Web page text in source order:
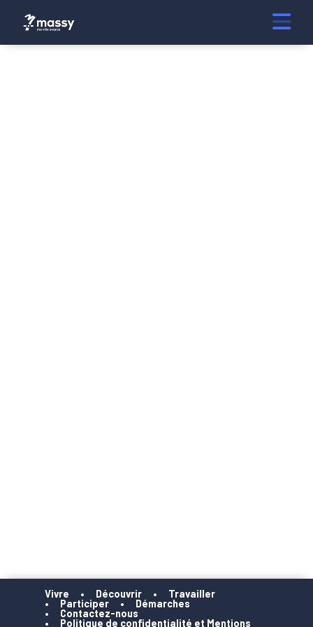
Vivre Découvrir
Travailler
Participer
Démarches
Contactez-nous
Politique de confidentialité et Mentions